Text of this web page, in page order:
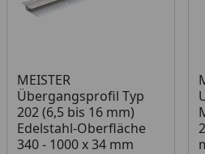
MEISTER
Übergangsprofil Typ
202 (6,5 bis 16 mm)
Edelstahl-Oberfläche
340 - 1000 x 34 mm
Produkt am Lager